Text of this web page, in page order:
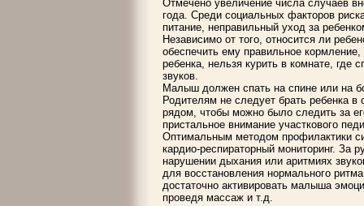
Отмечено увеличение числа случаев
года. Среди социальных факторов
питание, неправильный уход за
Независимо от того, относится ли
обеспечить ему правильное
ребенка, нельзя курить в комнате, где
звуков.
Малыш должен спать на спине или на
Родителям не следует брать ребенка
рядом, чтобы можно было следить за
пристальное внимание участкового
Оптимальным методом профилактики
кардио-респираторный мониторинг. За
нарушении дыхания или аритмиях
для восстановления нормального
достаточно активировать малыша
проведя массаж и т.д.